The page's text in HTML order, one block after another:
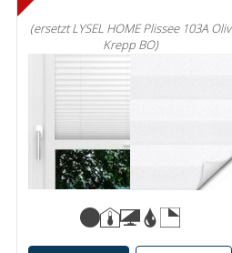
(ersetzt LYSEL HOME Plissee 103A Oliv
Krepp BO)